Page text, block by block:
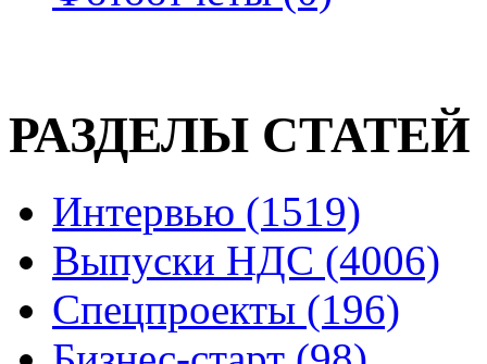
РАЗДЕЛЫ СТАТЕЙ
Интервью (1519)
Выпуски НДС (4006)
Спецпроекты (196)